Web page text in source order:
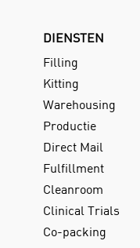
DIENSTEN
Filling
Kitting
Warehousing
Productie
Direct Mail
Fulfillment
Cleanroom
Clinical Trials
Co-packing